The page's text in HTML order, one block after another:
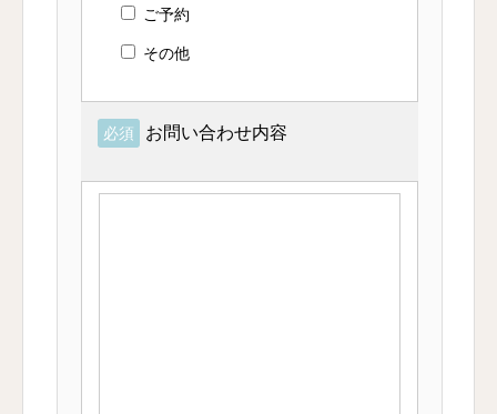
ご予約
その他
必須 お問い合わせ内容